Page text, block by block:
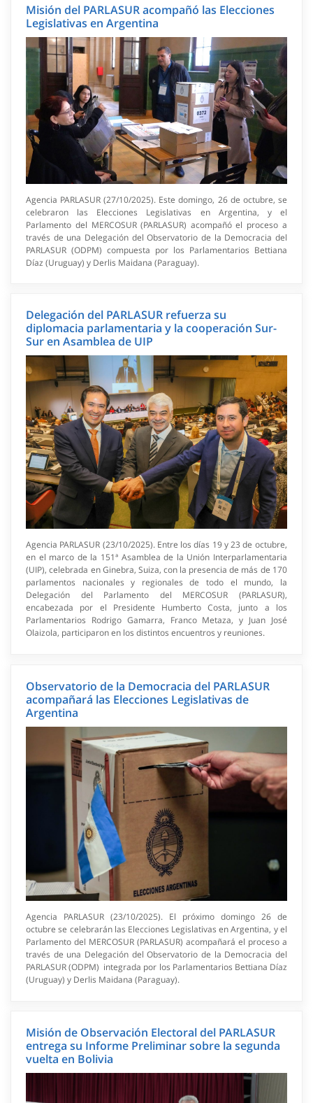
Misión del PARLASUR acompañó las Elecciones
Legislativas en Argentina
Agencia PARLASUR (27/10/2025). Este domingo, 26 de octubre, se
celebraron las Elecciones Legislativas en Argentina, y el
Parlamento del MERCOSUR (PARLASUR) acompañó el proceso a
través de una Delegación del Observatorio de la Democracia del
PARLASUR (ODPM) compuesta por los Parlamentarios Bettiana
Díaz (Uruguay) y Derlis Maidana (Paraguay).
Delegación del PARLASUR refuerza su
diplomacia parlamentaria y la cooperación Sur-
Sur en Asamblea de UIP
Agencia PARLASUR (23/10/2025). Entre los días 19 y 23 de octubre,
en el marco de la 151ª Asamblea de la Unión Interparlamentaria
(UIP), celebrada en Ginebra, Suiza, con la presencia de más de 170
parlamentos nacionales y regionales de todo el mundo, la
Delegación del Parlamento del MERCOSUR (PARLASUR),
encabezada por el Presidente Humberto Costa, junto a los
Parlamentarios Rodrigo Gamarra, Franco Metaza, y Juan José
Olaizola, participaron en los distintos encuentros y reuniones.
Observatorio de la Democracia del PARLASUR
acompañará las Elecciones Legislativas de
Argentina
Agencia PARLASUR (23/10/2025). El próximo domingo 26 de
octubre se celebrarán las Elecciones Legislativas en Argentina, y el
Parlamento del MERCOSUR (PARLASUR) acompañará el proceso a
través de una Delegación del Observatorio de la Democracia del
PARLASUR (ODPM) integrada por los Parlamentarios Bettiana Díaz
(Uruguay) y Derlis Maidana (Paraguay).
Misión de Observación Electoral del PARLASUR
entrega su Informe Preliminar sobre la segunda
vuelta en Bolivia